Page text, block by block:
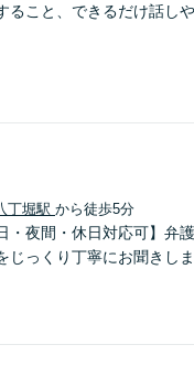
ること、できるだけ話し
丁堀駅 から徒歩5分
・夜間・休日対応可】
っくり丁寧にお聞きしま